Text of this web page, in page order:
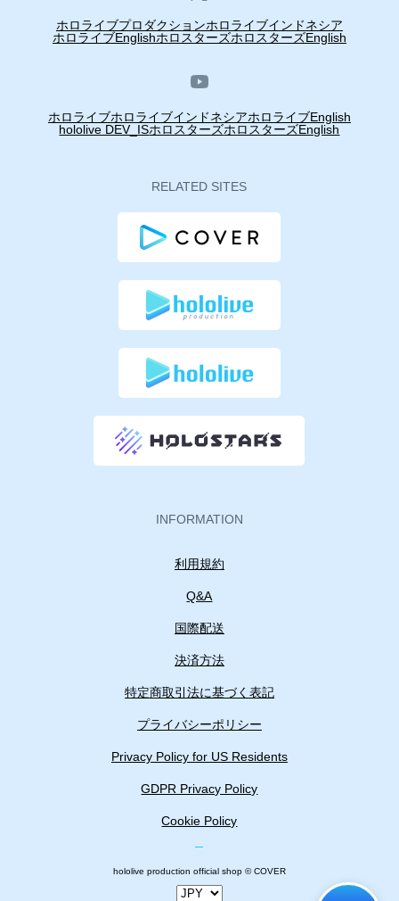
ホロライブプロダクションホロライブインドネシア
ホロライブEnglishホロスターズホロスターズEnglish
ホロライブホロライブインドネシアホロライブEnglish
hololive DEV_ISホロスターズホロスターズEnglish
RELATED SITES
INFORMATION
利用規約
Q&A
国際配送
決済方法
特定商取引法に基づく表記
hololive production official shop © COVER
プライバシーポリシー
Privacy Policy for US Residents
GDPR Privacy Policy
Cookie Policy